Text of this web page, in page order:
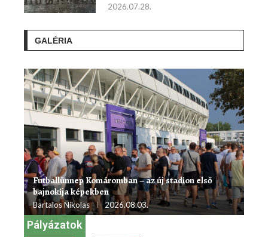
2026.07.28.
GALÉRIA
Futballünnep Komáromban – az új stadion első
bajnokija képekben
Bartalos Nikolas 2026.08.03.
Pályázatok